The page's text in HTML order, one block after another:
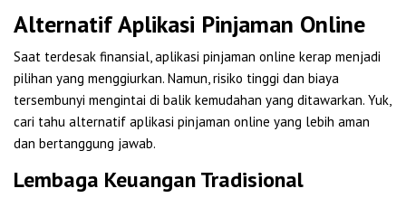
Alternatif Aplikasi Pinjaman Online
Saat terdesak finansial, aplikasi pinjaman online kerap menjadi
pilihan yang menggiurkan. Namun, risiko tinggi dan biaya
tersembunyi mengintai di balik kemudahan yang ditawarkan. Yuk,
cari tahu alternatif aplikasi pinjaman online yang lebih aman
dan bertanggung jawab.
Lembaga Keuangan Tradisional